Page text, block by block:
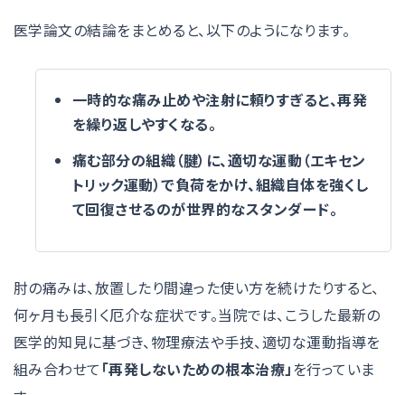
医学論文の結論をまとめると、以下のようになります。
一時的な痛み止めや注射に頼りすぎると、再発
を繰り返しやすくなる。
痛む部分の組織（腱）に、適切な運動（エキセン
トリック運動）で負荷をかけ、組織自体を強くし
て回復させるのが世界的なスタンダード。
肘の痛みは、放置したり間違った使い方を続けたりすると、
何ヶ月も長引く厄介な症状です。当院では、こうした最新の
医学的知見に基づき、物理療法や手技、適切な運動指導を
組み合わせて 「再発しないための根本治療」を行っていま